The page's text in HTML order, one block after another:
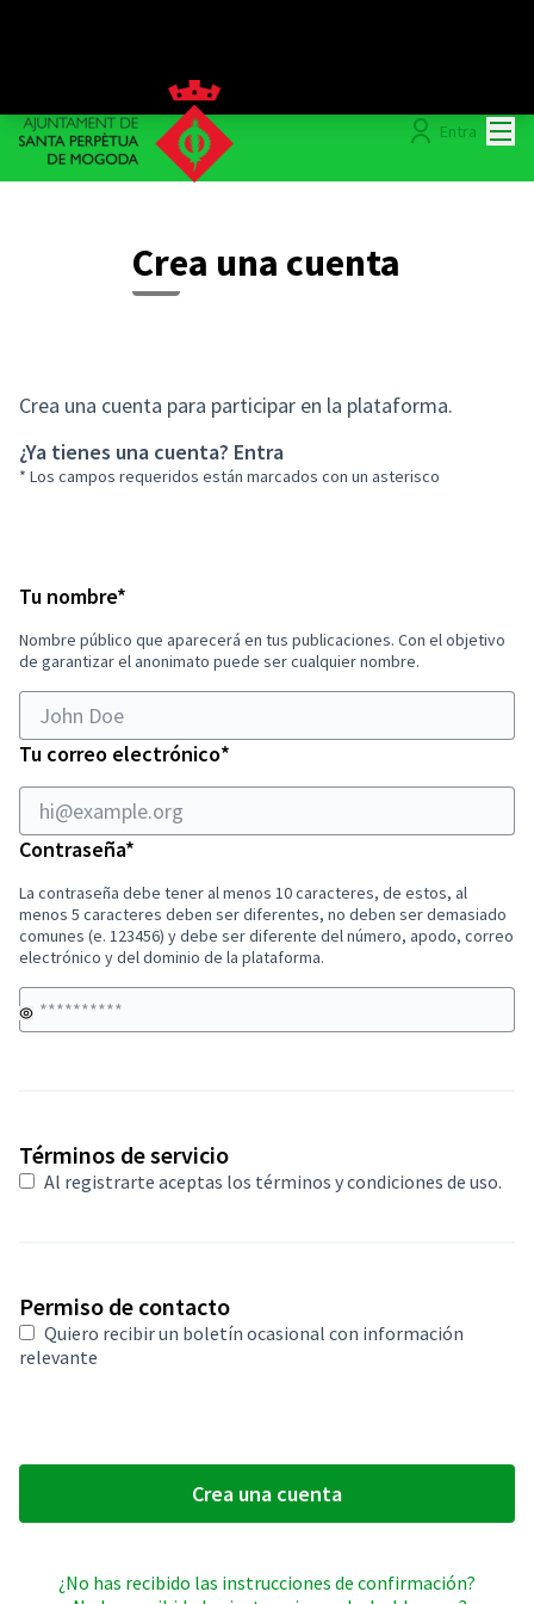
Entra
Crea una cuenta
Crea una cuenta para participar en la plataforma.
¿Ya tienes una cuenta? Entra
* Los campos requeridos están marcados con un asterisco
humano,
este
campo
Tu nombre*
Nombre público que aparecerá en tus publicaciones. Con el objetivo
de garantizar el anonimato puede ser cualquier nombre.
Tu correo electrónico*
hi@example.org
Contraseña*
La contraseña debe tener al menos 10 caracteres, de estos, al
menos 5 caracteres deben ser diferentes, no deben ser demasiado
comunes (e. 123456) y debe ser diferente del número, apodo, correo
electrónico y del dominio de la plataforma.
Términos de servicio
Obligatorio
Al registrarte aceptas los términos y condiciones de uso.
Permiso de contacto
Quiero recibir un boletín ocasional con información
relevante
Crea una cuenta
¿No has recibido las instrucciones de confirmación?